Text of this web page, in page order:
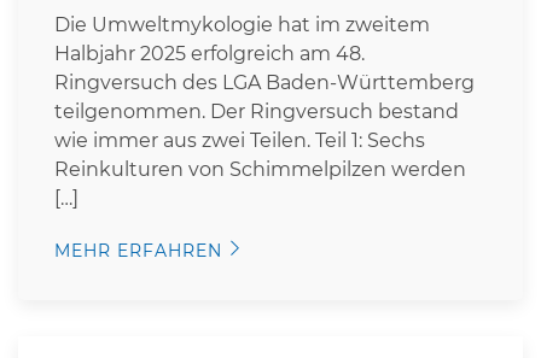
Die Umweltmykologie hat im zweitem
Halbjahr 2025 erfolgreich am 48.
Ringversuch des LGA Baden-Württemberg
teilgenommen. Der Ringversuch bestand
wie immer aus zwei Teilen. Teil 1: Sechs
Reinkulturen von Schimmelpilzen werden
[…]
MEHR ERFAHREN